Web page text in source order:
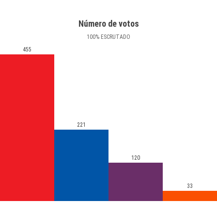
Número de votos
100% ESCRUTADO
455
221
120
33